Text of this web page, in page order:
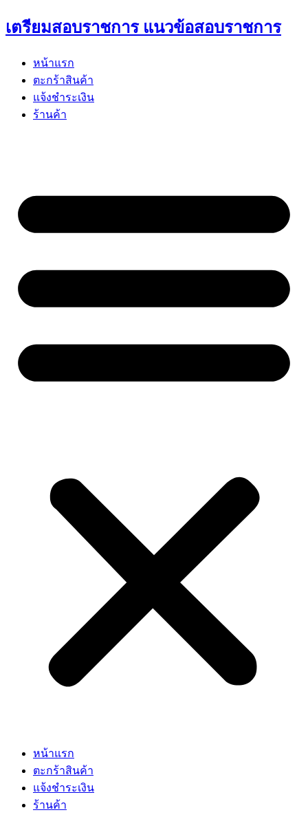
Skip
to
เตรียมสอบราชการ แนวข้อสอบราชการ
หน้าแรก
ตะกร้าสินค้า
แจ้งชำระเงิน
ร้านค้า
หน้าแรก
ตะกร้าสินค้า
แจ้งชำระเงิน
ร้านค้า